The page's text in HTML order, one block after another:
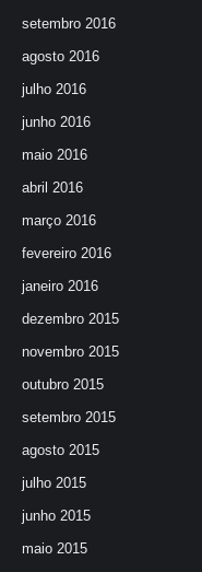
setembro 2016
agosto 2016
julho 2016
junho 2016
maio 2016
abril 2016
março 2016
fevereiro 2016
janeiro 2016
dezembro 2015
novembro 2015
outubro 2015
setembro 2015
agosto 2015
julho 2015
junho 2015
maio 2015